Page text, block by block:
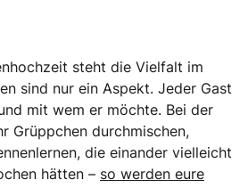
steht die Vielfalt im
sind nur ein Aspekt. Jeder Gast
mit wem er möchte. Bei der
Grüppchen durchmischen,
die einander vielleicht
hätten – so werden eure